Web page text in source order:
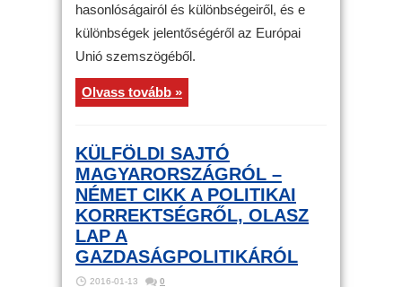
hasonlóságairól és különbségeiről, és e
különbségek jelentőségéről az Európai
Unió szemszögéből.
Olvass tovább »
KÜLFÖLDI SAJTÓ
MAGYARORSZÁGRÓL –
NÉMET CIKK A POLITIKAI
KORREKTSÉGRŐL, OLASZ
LAP A
GAZDASÁGPOLITIKÁRÓL
2016-01-13 0